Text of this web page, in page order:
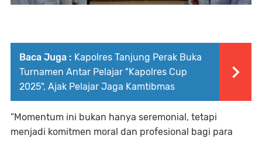
Baca Juga : Kapolres Tanjung Perak Buka
Turnamen Antar Pelajar "Kapolres Cup
2025", Ajak Pelajar Jaga Kamtibmas
“Momentum ini bukan hanya seremonial, tetapi
menjadi komitmen moral dan profesional bagi para